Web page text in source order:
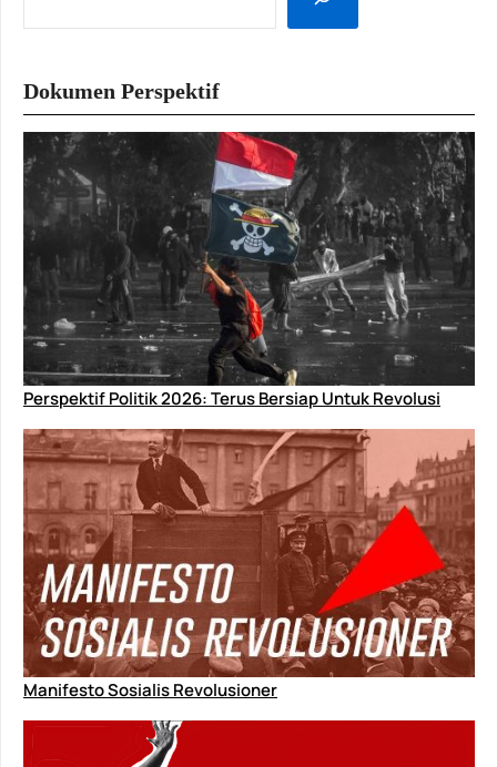
Dokumen Perspektif
Perspektif Politik 2026: Terus Bersiap Untuk Revolusi
Manifesto Sosialis Revolusioner